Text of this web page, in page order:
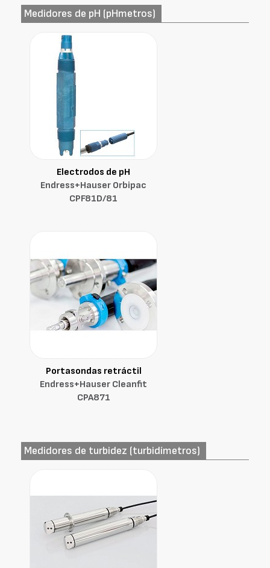
Medidores de pH (pHmetros)
Electrodos de pH
Endress+Hauser Orbipac
CPF81D/81
Portasondas retráctil
Endress+Hauser Cleanfit
CPA871
Medidores de turbidez (turbidímetros)